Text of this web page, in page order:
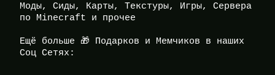
Моды, Сиды, Карты, Текстуры, Игры, Сервера
по Minecraft и прочее
Ещё больше 🎁 Подарков и Мемчиков в наших
Соц Сетях: